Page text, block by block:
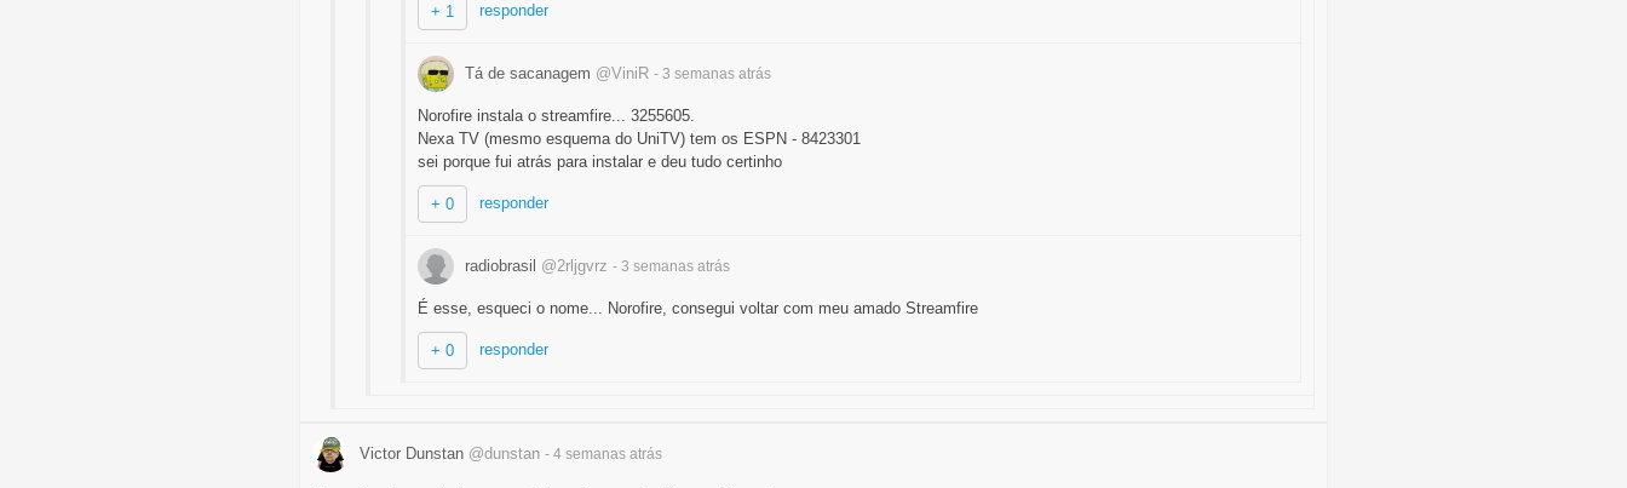
+ 1 responder
Tá de sacanagem @ViniR - 3 semanas atrás
Norofire instala o streamfire... 3255605.
Nexa TV (mesmo esquema do UniTV) tem os ESPN - 8423301
sei porque fui atrás para instalar e deu tudo certinho
+ 0 responder
radiobrasil @2rljgvrz - 3 semanas atrás
É esse, esqueci o nome... Norofire, consegui voltar com meu amado Streamfire
+ 0 responder
Victor Dunstan @dunstan - 4 semanas atrás